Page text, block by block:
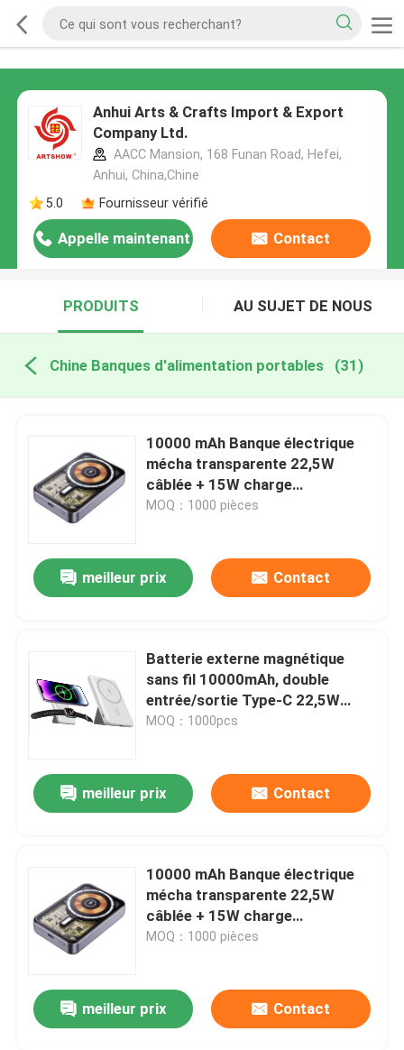
Anhui Arts & Crafts Import & Export
Company Ltd.
AACC Mansion, 168 Funan Road, Hefei,
Anhui, China,Chine
5.0
Fournisseur vérifié
Appelle maintenant Contact
PRODUITS AU SUJET DE NOUS
Chine Banques d'alimentation portables (31)
10000 mAh Banque électrique
mécha transparente 22,5W
câblée + 15W charge
magnétique sans fil compatible
MOQ：1000 pièces
meilleur prix Contact
Batterie externe magnétique
sans fil 10000mAh, double
entrée/sortie Type-C 22,5W
max, charge Qi 15W, charge
MOQ：1000pcs
meilleur prix Contact
10000 mAh Banque électrique
mécha transparente 22,5W
câblée + 15W charge
magnétique sans fil compatible
MOQ：1000 pièces
meilleur prix Contact